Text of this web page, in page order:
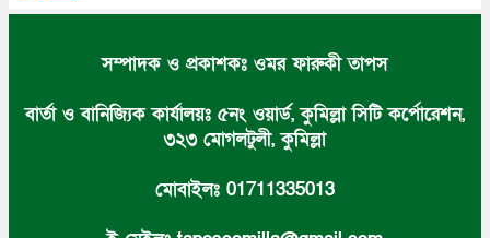
পটুয়াখালী
তথ্য ও প্রযুক্তি বানিজ্য বিচিত্র সংবাদ লাইফস্টাইল
সম্পাদক ও প্রকাশকঃ ওমর ফারুকী তাপস
বার্তা ও বানিজ্যিক কার্যালয়ঃ ৫নং ওয়ার্ড, কুমিল্লা সিটি কর্পোরেশন,
৩২৩ মোগলটুলী, কুমিল্লা
মোবাইলঃ 01711335013